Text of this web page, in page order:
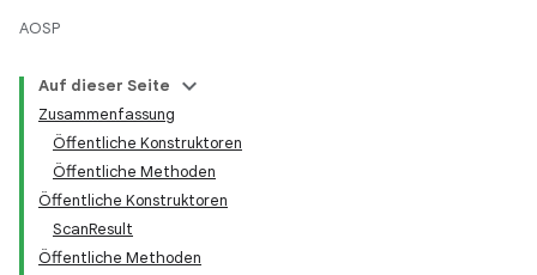
AOSP
Auf dieser Seite
Zusammenfassung
Öffentliche Konstruktoren
Öffentliche Methoden
Öffentliche Konstruktoren
ScanResult
Öffentliche Methoden